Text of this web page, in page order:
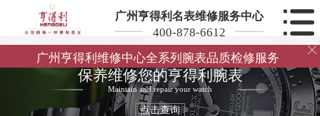
广州亨得利名表维修服务中心
400-878-6612
广州亨得利维修中心全系列腕表品质检修服务

保养维修您的亨得利腕表
Maintain and repair your watch
点击查询